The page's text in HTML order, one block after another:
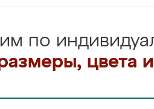
по
цвета